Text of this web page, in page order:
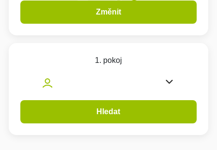
Změnit
1. pokoj
Hledat